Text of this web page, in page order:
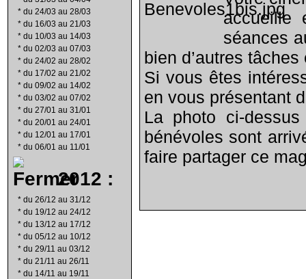
* du 24/03 au 28/03
* du 16/03 au 21/03
* du 10/03 au 14/03
* du 02/03 au 07/03
* du 24/02 au 28/02
* du 17/02 au 21/02
* du 09/02 au 14/02
* du 03/02 au 07/02
* du 27/01 au 31/01
* du 20/01 au 24/01
* du 12/01 au 17/01
* du 06/01 au 11/01
2012 :
* du 26/12 au 31/12
* du 19/12 au 24/12
* du 13/12 au 17/12
* du 05/12 au 10/12
* du 29/11 au 03/12
* du 21/11 au 26/11
* du 14/11 au 19/11
accueille
séances
bien d’autres tâches
Si vous êtes
en vous présentant
La photo ci-
bénévoles sont
faire partager ce